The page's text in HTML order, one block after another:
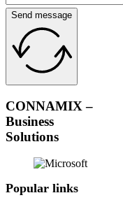
Send message
CONNAMIX –
Business
Solutions
Popular links